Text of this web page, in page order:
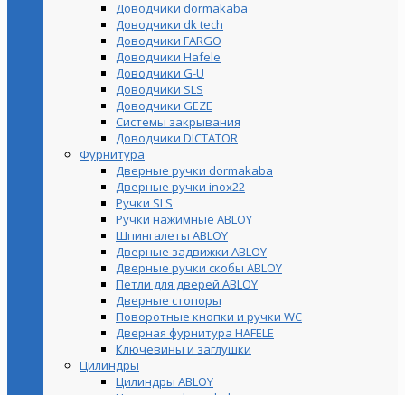
Доводчики dormakaba
Доводчики dk tech
Доводчики FARGO
Доводчики Hafele
Доводчики G-U
Доводчики SLS
Доводчики GEZE
Cистемы закрывания
Доводчики DICTATOR
Фурнитура
Дверные ручки dormakaba
Дверные ручки inox22
Ручки SLS
Ручки нажимные ABLOY
Шпингалеты ABLOY
Дверные задвижки ABLOY
Дверные ручки скобы ABLOY
Петли для дверей ABLOY
Дверные стопоры
Поворотные кнопки и ручки WC
Дверная фурнитура HAFELE
Ключевины и заглушки
Цилиндры
Цилиндры ABLOY